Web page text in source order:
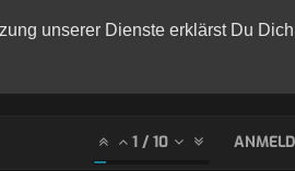
unserer Dienste erklärst Du Dich
1 / 10